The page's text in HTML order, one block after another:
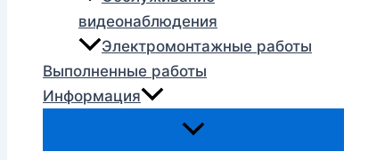
видеонаблюдения
Электромонтажные работы
Выполненные работы
Информация